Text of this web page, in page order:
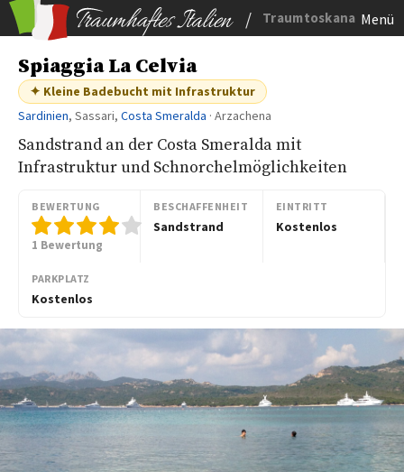
/ Traumtoskana Menü
Spiaggia La Celvia
✦ Kleine Badebucht mit Infrastruktur
Sardinien, Sassari, Costa Smeralda · Arzachena
Sandstrand an der Costa Smeralda mit
Infrastruktur und Schnorchelmöglichkeiten
BEWERTUNG
1 Bewertung
BESCHAFFENHEIT
Sandstrand
EINTRITT
Kostenlos
PARKPLATZ
Kostenlos